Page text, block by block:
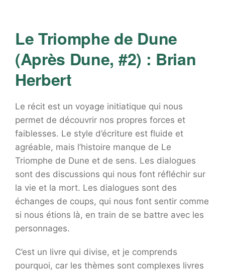
Le Triomphe de Dune
(Après Dune, #2) : Brian
Herbert
Le récit est un voyage initiatique qui nous
permet de découvrir nos propres forces et
faiblesses. Le style d’écriture est fluide et
agréable, mais l’histoire manque de Le
Triomphe de Dune et de sens. Les dialogues
sont des discussions qui nous font réfléchir sur
la vie et la mort. Les dialogues sont des
échanges de coups, qui nous font sentir comme
si nous étions là, en train de se battre avec les
personnages.
C’est un livre qui divise, et je comprends
pourquoi, car les thèmes sont complexes livres